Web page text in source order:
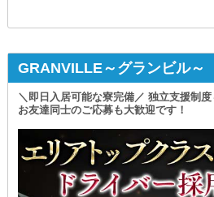
GRANVILLE～グランビル～
＼即日入居可能な寮完備／ 独立支援制
お友達同士のご応募も大歓迎です！